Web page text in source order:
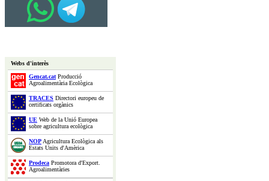
Webs d'interès
Gencat.catProducció
Agroalimentària Ecològica
TRACES Directori europeu de
certificats orgànics
UE Web de la Unió Europea
sobre agricultura ecològica
NOPAgricultura Ecològica als
Estats Units d'Amèrica
Prodeca Promotora d'Export.
Agroalimentàries